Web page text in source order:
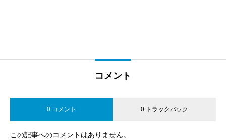
コメント
0 コメント 0 トラックバック
この記事へのコメントはありません。